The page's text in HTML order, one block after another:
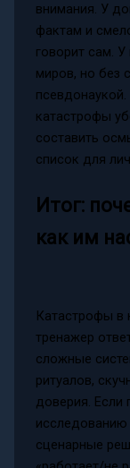
внимания. У
фактам и
говорит сам.
миров, но без
катастрофы
составить
список для
Итог:
как им
Катастрофы в
тренажер
сложные
ритуалов,
доверия. Если
исследованию
сценарные